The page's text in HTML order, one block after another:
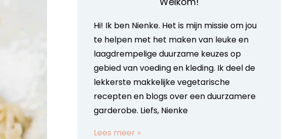
Hi! Ik ben Nienke. Het is mijn missie om jou
te helpen met het maken van leuke en
laagdrempelige duurzame keuzes op
gebied van voeding en kleding. Ik deel de
lekkerste makkelijke vegetarische
recepten en blogs over een duurzamere
garderobe. Liefs, Nienke
Lees meer »